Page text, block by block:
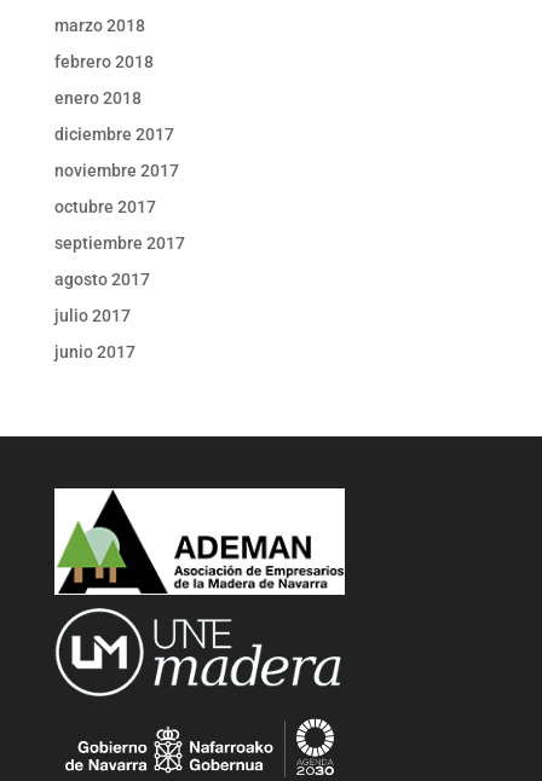
marzo 2018
febrero 2018
enero 2018
diciembre 2017
noviembre 2017
octubre 2017
septiembre 2017
agosto 2017
julio 2017
junio 2017